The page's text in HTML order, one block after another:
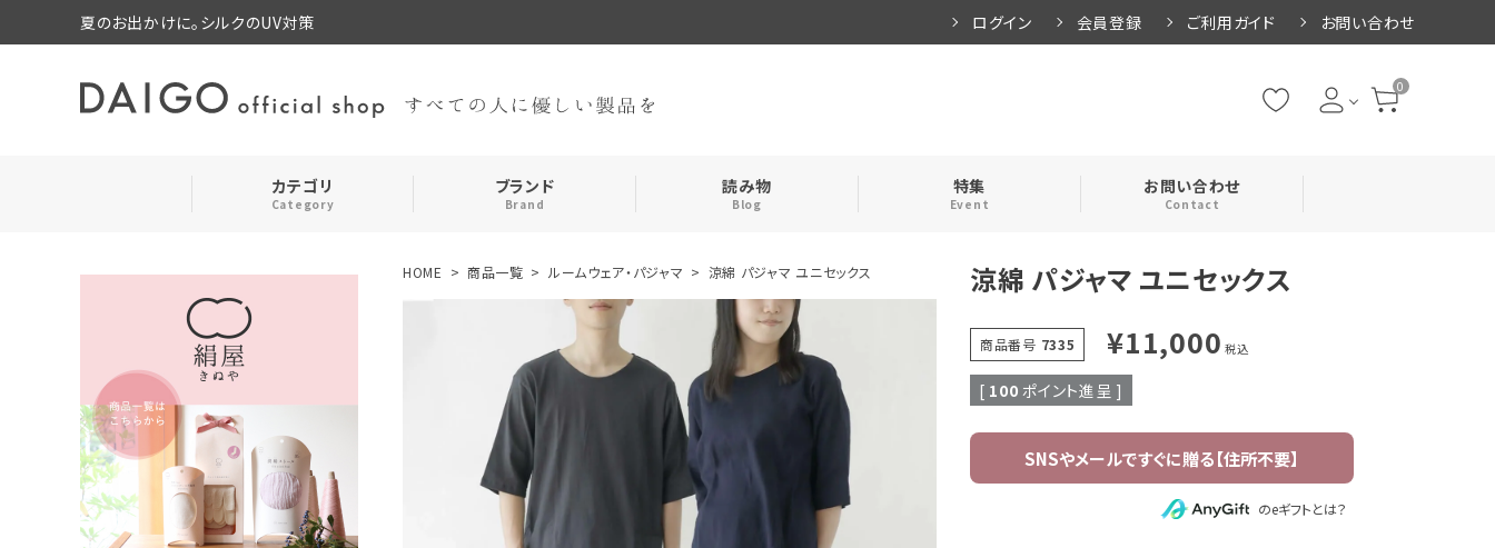
夏のお出かけに。シルクのUV対策 ログイン 会員登録 ご利用ガイド お問い合わせ
0
カテゴリ
Category
インナー・腹巻
おやすみアイテム ストール・ネックカバー
コスメ・その他 キッズ
ブランド
Brand
読み物
Blog
特集
Event
お問い合わせ
Contact
search
お気に入り
HOME 商品一覧 ルームウェア・パジャマ 涼綿 パジャマ ユニセックス 涼綿 パジャマ ユニセックス
商品番号 7335 ¥11,000 税込
[ 100 ポイント進呈 ]
のeギフトとは？